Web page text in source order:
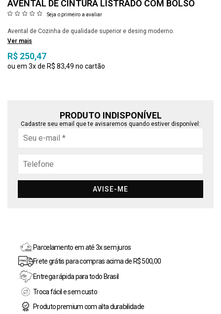
AVENTAL DE CINTURA LISTRADO COM BOLSO
Seja o primeiro a avaliar
Avental de Cozinha de qualidade superior e desing moderno.
Ver mais
R$ 250,47
3x R$ 83,49
PRODUTO INDISPONÍVEL
Cadastre seu email que te avisaremos quando estiver disponível:
AVISE-ME
Parcelamento em até 3x sem juros
Frete grátis para compras acima de R$ 500,00
Entrega rápida para todo Brasil
Troca fácil e sem custo
Produto premium com alta durabilidade